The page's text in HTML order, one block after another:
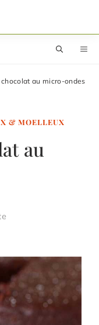
au micro-ondes
& MOELLEUX
au